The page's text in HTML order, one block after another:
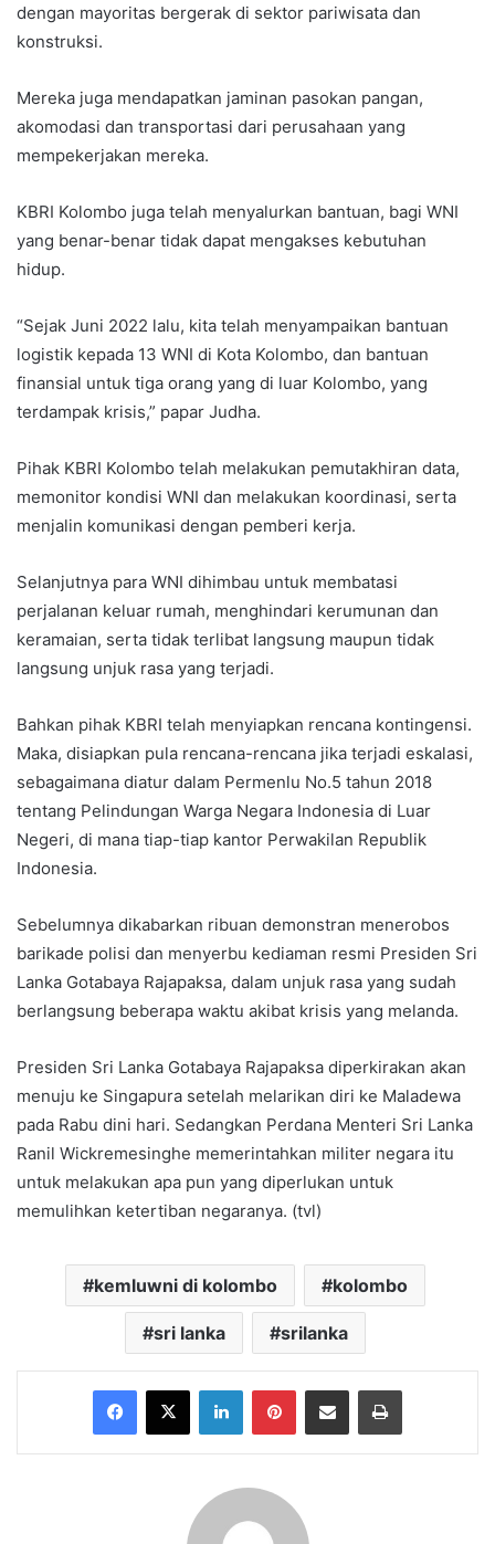
dengan mayoritas bergerak di sektor pariwisata dan
konstruksi.
Mereka juga mendapatkan jaminan pasokan pangan,
akomodasi dan transportasi dari perusahaan yang
mempekerjakan mereka.
KBRI Kolombo juga telah menyalurkan bantuan, bagi WNI
yang benar-benar tidak dapat mengakses kebutuhan
hidup.
“Sejak Juni 2022 lalu, kita telah menyampaikan bantuan
logistik kepada 13 WNI di Kota Kolombo, dan bantuan
finansial untuk tiga orang yang di luar Kolombo, yang
terdampak krisis,” papar Judha.
Pihak KBRI Kolombo telah melakukan pemutakhiran data,
memonitor kondisi WNI dan melakukan koordinasi, serta
menjalin komunikasi dengan pemberi kerja.
Selanjutnya para WNI dihimbau untuk membatasi
perjalanan keluar rumah, menghindari kerumunan dan
keramaian, serta tidak terlibat langsung maupun tidak
langsung unjuk rasa yang terjadi.
Bahkan pihak KBRI telah menyiapkan rencana kontingensi.
Maka, disiapkan pula rencana-rencana jika terjadi eskalasi,
sebagaimana diatur dalam Permenlu No.5 tahun 2018
tentang Pelindungan Warga Negara Indonesia di Luar
Negeri, di mana tiap-tiap kantor Perwakilan Republik
Indonesia.
Sebelumnya dikabarkan ribuan demonstran menerobos
barikade polisi dan menyerbu kediaman resmi Presiden Sri
Lanka Gotabaya Rajapaksa, dalam unjuk rasa yang sudah
berlangsung beberapa waktu akibat krisis yang melanda.
Presiden Sri Lanka Gotabaya Rajapaksa diperkirakan akan
menuju ke Singapura setelah melarikan diri ke Maladewa
pada Rabu dini hari. Sedangkan Perdana Menteri Sri Lanka
Ranil Wickremesinghe memerintahkan militer negara itu
untuk melakukan apa pun yang diperlukan untuk
memulihkan ketertiban negaranya. (tvl)
kemluwni di kolombo kolombo
sri lanka srilanka
Facebook
X LinkedInPinterestShare via Email Print